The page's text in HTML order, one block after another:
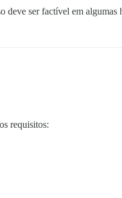
deve ser factível em algumas
requisitos: